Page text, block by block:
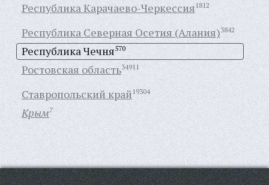
Республика Карачаево-Черкессия1812
Республика Северная Осетия (Алания)3842
Республика Чечня570
Ростовская область34911
Ставропольский край19304
Крым7